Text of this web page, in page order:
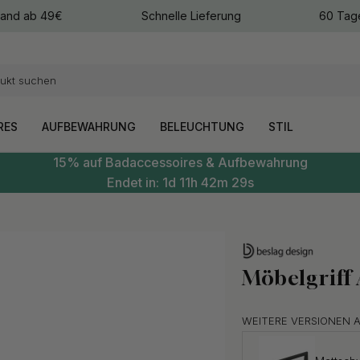
ab 49€ Schnelle Lieferung 60
AUFBEWAHRUNG BELEUCHTUNG STIL
15% auf Badaccessoires & Aufbewahrung
Endet in: 1d 11h 42m 28s
Möbelgriff
WEITERE VERSIONEN